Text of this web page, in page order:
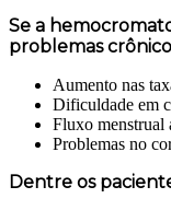
Se a
problemas
Aumento nas
Dificuldade em
Fluxo menstrual
Problemas no
Dentre os